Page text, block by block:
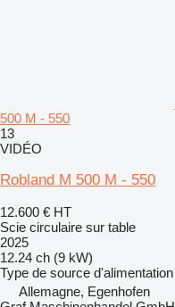
500 M - 550
13
VIDÉO
Robland M 500 M - 550
12.600 € HT
Scie circulaire sur table
2025
12.24 ch (9 kW)
Type de source d'alimentation
Allemagne, Egenhofen